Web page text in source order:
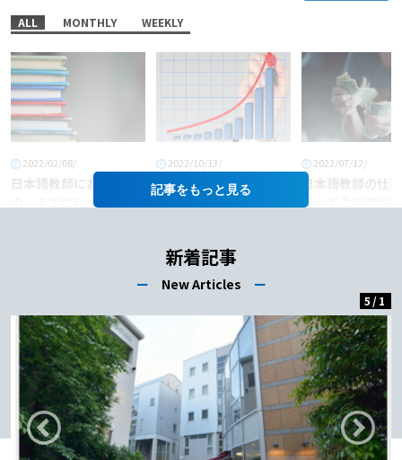
ALL MONTHLY WEEKLY
2022/02/08/
日本語教師におすすめ
の、まず読むべき本6
2022/10/13/
「日本語教師」という
職業に将来性はある
2022/07/12/
日本語教師の仕
料って？年収や
記事を
新着記事
ー New Articles ー
5 /1